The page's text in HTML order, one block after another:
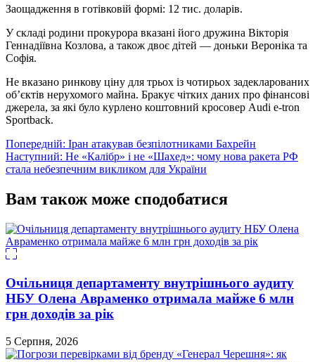
Заощадження в готівковій формі: 12 тис. доларів.
У складі родини прокурора вказані його дружина Вікторія
Геннадіївна Козлова, а також двоє дітей — доньки Вероніка та
Софія.
Не вказано ринкову ціну для трьох із чотирьох задекларованих
об’єктів нерухомого майна. Бракує чітких даних про фінансові
джерела, за які було куpлено коштовний кросовер Audi e-tron
Sportback.
Навігація
записів
Попередній: Іран атакував безпілотниками Бахрейн
Наступний: Не «Калібр» і не «Шахед»: чому нова ракета РФ
стала небезпечним викликом для України
Вам також може сподобатися
Очільниця департаменту внутрішнього аудиту
НБУ Олена Авраменко отримала майже 6 млн
грн доходів за рік
5 Серпня, 2026